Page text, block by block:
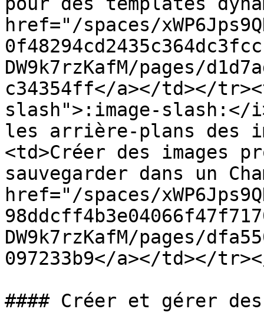
href="/spaces/
DW9k7rzKafM/pages/
c34354ff</a></td></
slash">:image-slash:</
les arrière-plans des
<td>Créer des images
sauvegarder dans un
href="/spaces/
DW9k7rzKafM/pages/
097233b9</a></td></
#### Créer et gérer des